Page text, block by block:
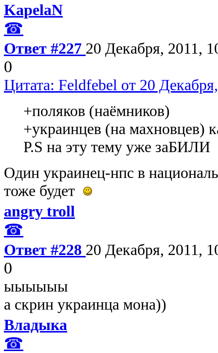
KapelaN
☎
Ответ #227 20 Декабря, 2011,
0
Цитата: Feldfebel от 20
+поляков (наёмников)
+украинцев (на махновцев)
P.S на эту тему уже
Один украинец-нпс в
тоже будет
angry troll
☎
Ответ #228 20 Декабря, 2011,
0
ыыыыыы
а скрин украинца мона))
Владыка
☎